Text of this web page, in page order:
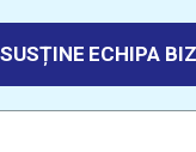
SUSȚINE ECHIPA